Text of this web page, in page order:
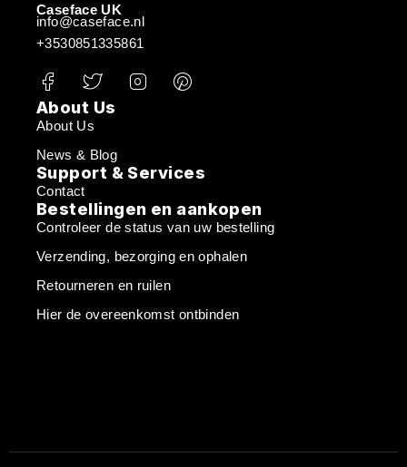
Caseface UK
info@caseface.nl
+3530851335861
About Us
About Us
News & Blog
Support & Services
Contact
Bestellingen en aankopen
Controleer de status van uw bestelling
Verzending, bezorging en ophalen
Retourneren en ruilen
Hier de overeenkomst ontbinden